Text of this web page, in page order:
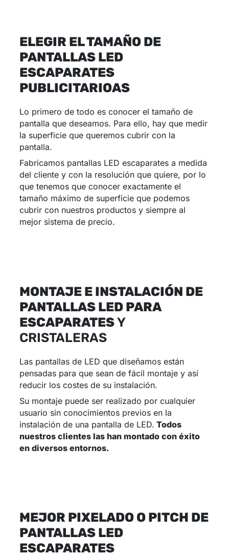
ELEGIR EL TAMAÑO DE
PANTALLAS LED
ESCAPARATES
PUBLICITARIOAS
Lo primero de todo es conocer el tamaño de
pantalla que deseamos. Para ello, hay que medir
la superficie que queremos cubrir con la
pantalla.
Fabricamos pantallas LED escaparates a medida
del cliente y con la resolución que quiere, por lo
que tenemos que conocer exactamente el
tamaño máximo de superficie que podemos
cubrir con nuestros productos y siempre al
mejor sistema de precio.
MONTAJE E INSTALACIÓN DE
PANTALLAS LED PARA
ESCAPARATESY
CRISTALERAS
Las pantallas de LED que diseñamos están
pensadas para que sean de fácil montaje y así
reducir los costes de su instalación.
Su montaje puede ser realizado por cualquier
usuario sin conocimientos previos en la
instalación de una pantalla de LED. Todos
nuestros clientes las han montado con éxito
en diversos entornos.
MEJOR PIXELADO O PITCH DE
PANTALLAS LED
ESCAPARATES